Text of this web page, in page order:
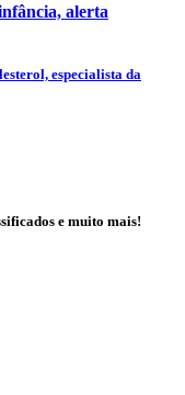
alerta
especialista da
e muito mais!